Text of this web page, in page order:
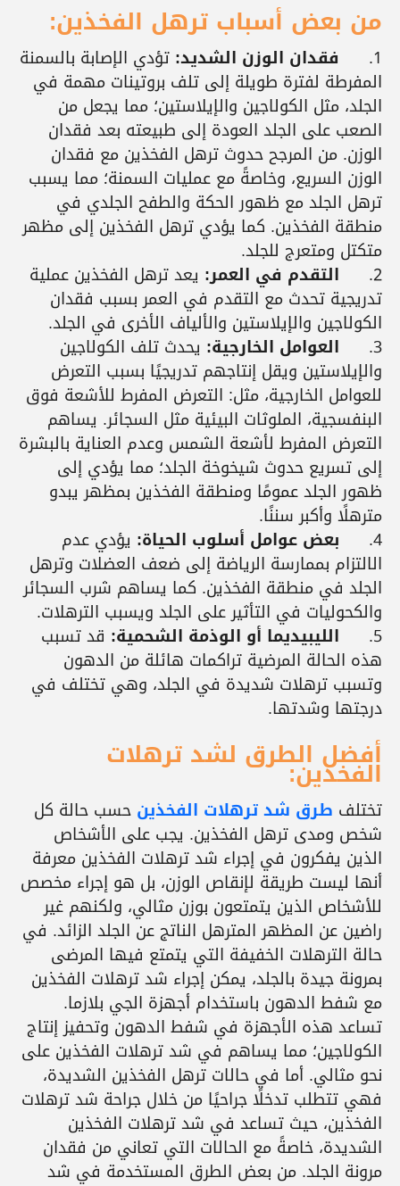
من بعض أسباب ترهل الفخذين:
1. فقدان الوزن الشديد: تؤدي الإصابة بالسمنة
المفرطة لفترة طويلة إلى تلف بروتينات مهمة في
الجلد، مثل الكولاجين والإيلاستين؛ مما يجعل من
الصعب على الجلد العودة إلى طبيعته بعد فقدان
الوزن. من المرجح حدوث ترهل الفخذين مع فقدان
الوزن السريع، وخاصةً مع عمليات السمنة؛ مما يسبب
ترهل الجلد مع ظهور الحكة والطفح الجلدي في
منطقة الفخذين. كما يؤدي ترهل الفخذين إلى مظهر
متكتل ومتعرج للجلد.
2. التقدم في العمر: يعد ترهل الفخذين عملية
تدريجية تحدث مع التقدم في العمر بسبب فقدان
الكولاجين والإيلاستين والألياف الأخرى في الجلد.
3. العوامل الخارجية: يحدث تلف الكولاجين
والإيلاستين ويقل إنتاجهم تدريجيًا بسبب التعرض
للعوامل الخارجية، مثل: التعرض المفرط للأشعة فوق
البنفسجية، الملوثات البيئية مثل السجائر. يساهم
التعرض المفرط لأشعة الشمس وعدم العناية بالبشرة
إلى تسريع حدوث شيخوخة الجلد؛ مما يؤدي إلى
ظهور الجلد عمومًا ومنطقة الفخذين بمظهر يبدو
مترهلًا وأكبر سننًا.
4. بعض عوامل أسلوب الحياة: يؤدي عدم
الالتزام بممارسة الرياضة إلى ضعف العضلات وترهل
الجلد في منطقة الفخذين. كما يساهم شرب السجائر
والكحوليات في التأثير على الجلد ويسبب الترهلات.
5. الليبيديما أو الوذمة الشحمية: قد تسبب
هذه الحالة المرضية تراكمات هائلة من الدهون
وتسبب ترهلات شديدة في الجلد، وهي تختلف في
درجتها وشدتها.
أفضل الطرق لشد ترهلات
الفخذين:
تختلف طرق شد ترهلات الفخذين حسب حالة كل
شخص ومدى ترهل الفخذين. يجب على الأشخاص
الذين يفكرون في إجراء شد ترهلات الفخذين معرفة
أنها ليست طريقة لإنقاص الوزن، بل هو إجراء مخصص
للأشخاص الذين يتمتعون بوزن مثالي، ولكنهم غير
راضين عن المظهر المترهل الناتج عن الجلد الزائد. في
حالة الترهلات الخفيفة التي يتمتع فيها المرضى
بمرونة جيدة بالجلد، يمكن إجراء شد ترهلات الفخذين
مع شفط الدهون باستخدام أجهزة الجي بلازما.
تساعد هذه الأجهزة في شفط الدهون وتحفيز إنتاج
الكولاجين؛ مما يساهم في شد ترهلات الفخذين على
نحو مثالي. أما في حالات ترهل الفخذين الشديدة،
فهي تتطلب تدخلًا جراحيًا من خلال جراحة شد ترهلات
الفخذين، حيث تساعد في شد ترهلات الفخذين
الشديدة، خاصةً مع الحالات التي تعاني من فقدان
مرونة الجلد. من بعض الطرق المستخدمة في شد